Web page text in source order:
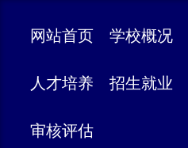
网站首页 学校概况
人才培养 招生就业
审核评估